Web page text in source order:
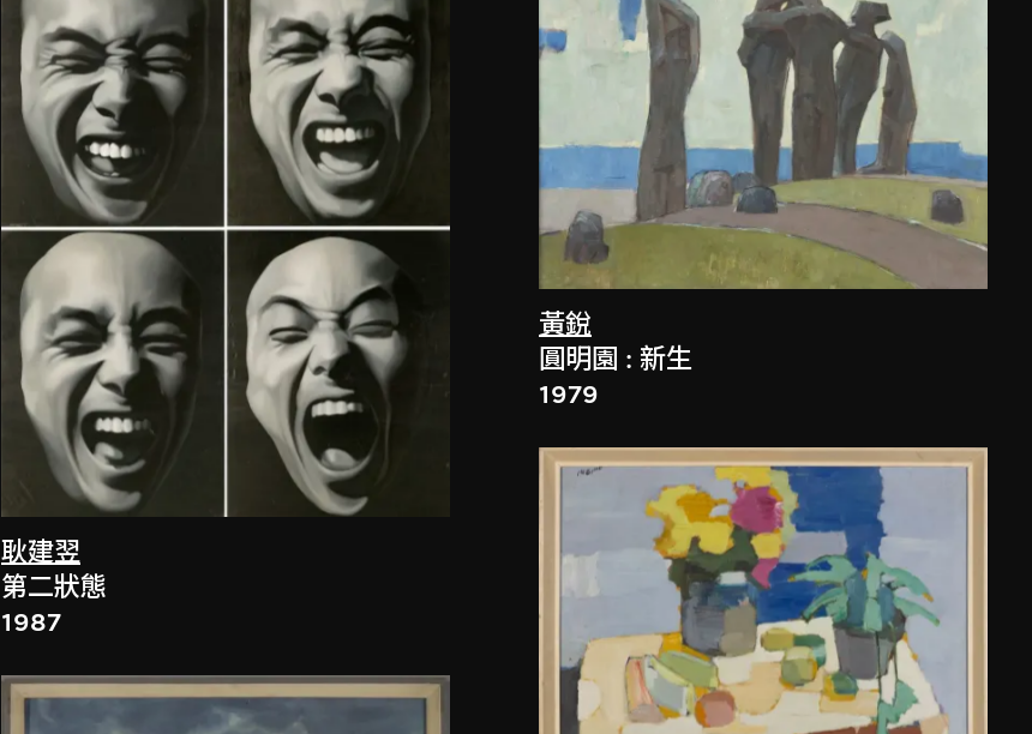
耿建翌
第二狀態
1987
黃銳
圓明園 : 新生
1979